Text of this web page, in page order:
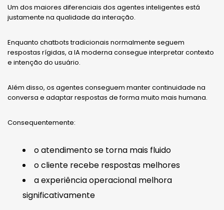
Um dos maiores diferenciais dos agentes inteligentes está
justamente na qualidade da interação.
Enquanto chatbots tradicionais normalmente seguem
respostas rígidas, a IA moderna consegue interpretar contexto
e intenção do usuário.
Além disso, os agentes conseguem manter continuidade na
conversa e adaptar respostas de forma muito mais humana.
Consequentemente:
o atendimento se torna mais fluido
o cliente recebe respostas melhores
a experiência operacional melhora
significativamente